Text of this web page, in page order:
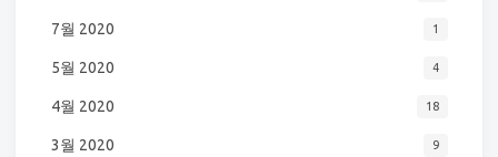
7월 2020 1
5월 2020 4
4월 2020 18
3월 2020 9